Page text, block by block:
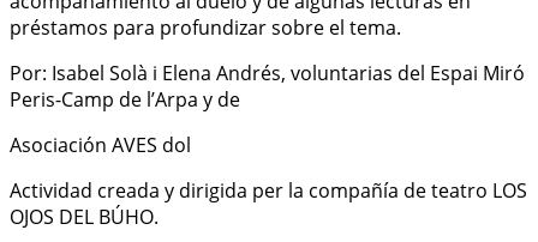
préstamos para profundizar sobre el tema.
Por: Isabel Solà i Elena Andrés, voluntarias del Espai Miró
Peris-Camp de l’Arpa y de
Asociación AVES dol
Actividad creada y dirigida per la compañía de teatro LOS
OJOS DEL BÚHO.